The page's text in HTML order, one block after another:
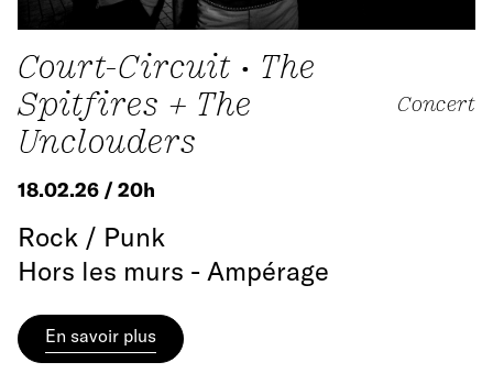
Court-Circuit • The
Spitfires + The
Unclouders
Concert
18.02.26 / 20h
Rock / Punk
Hors les murs - Ampérage
En savoir plus